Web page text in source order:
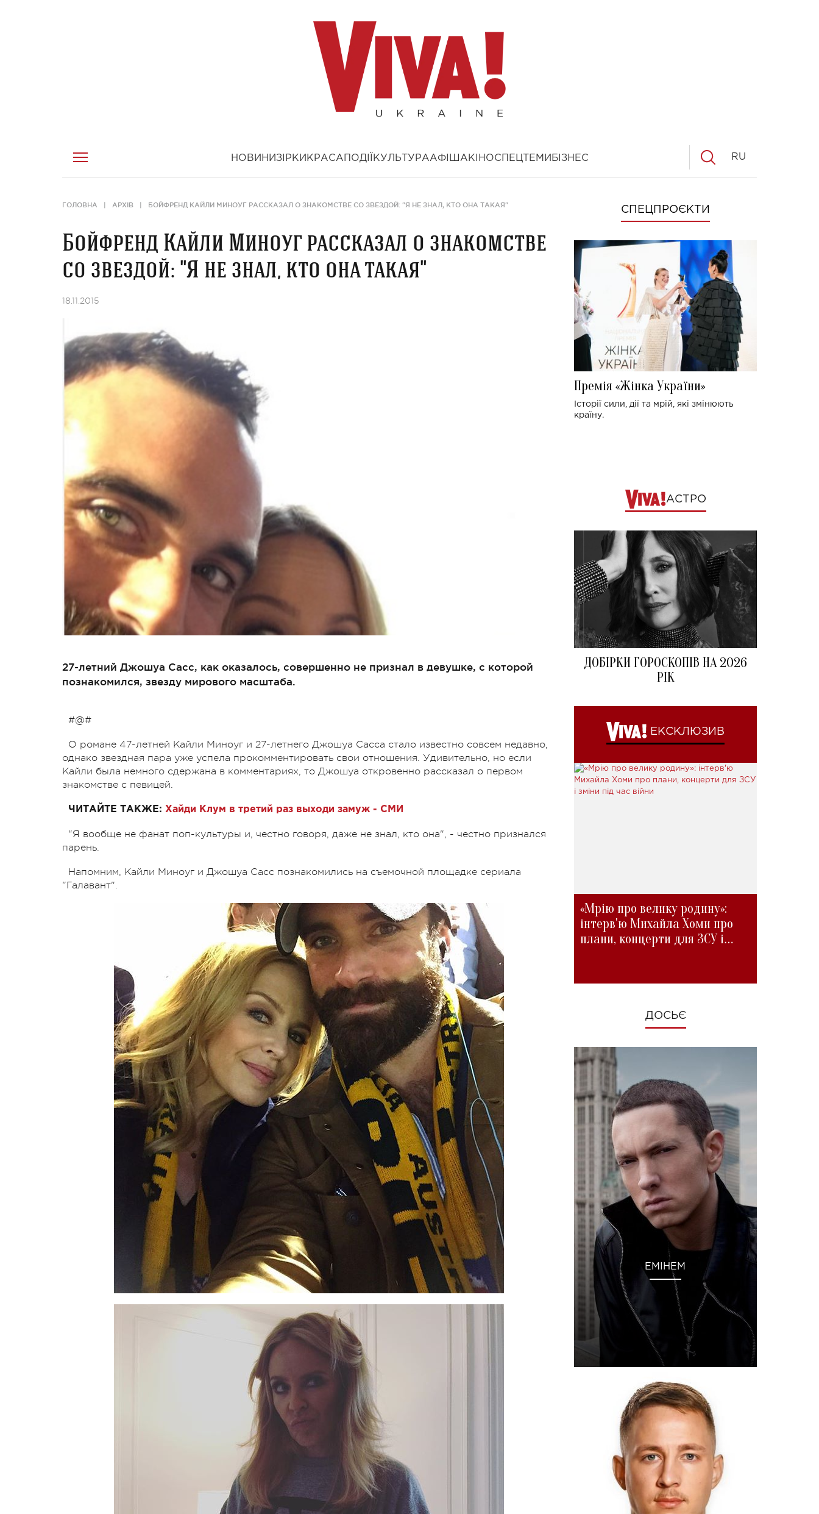
НОВИНИ ЗІРКИ КРАСА ПОДІЇ КУЛЬТУРААФІША КІНОСПЕЦТЕМИ БІЗНЕС RU
ГОЛОВНА АРХІВ БОЙФРЕНД КАЙЛИ МИНОУГ РАССКАЗАЛ О ЗНАКОМСТВЕ СО ЗВЕЗДОЙ: "Я НЕ ЗНАЛ, КТО ОНА ТАКАЯ"
Бойфренд Кайли Миноуг рассказал о знакомстве
со звездой: "Я не знал, кто она такая"
18.11.2015
27-летний Джошуа Сасс, как оказалось, совершенно не признал в девушке, с которой
познакомился, звезду мирового масштаба.
#@#
О романе 47-летней Кайли Миноуг и 27-летнего Джошуа Сасса стало известно совсем недавно,
однако звездная пара уже успела прокомментировать свои отношения. Удивительно, но если
Кайли была немного сдержана в комментариях, то Джошуа откровенно рассказал о первом
знакомстве с певицей.
ЧИТАЙТЕ ТАКЖЕ: Хайди Клум в третий раз выходи замуж - СМИ
"Я вообще не фанат поп-культуры и, честно говоря, даже не знал, кто она", - честно признался
парень.
Напомним, Кайли Миноуг и Джошуа Сасс познакомились на съемочной площадке сериала
"Галавант".
СПЕЦПРОЄКТИ
Премія «Жінка України»
Історії сили, дії та мрій, які змінюють
країну.
АСТРО
ДОБІРКИ ГОРОСКОПІВ НА 2026
РІК
ЕКСКЛЮЗИВ
«Мрію про велику родину»:
інтерв'ю Михайла Хоми про
плани, концерти для ЗСУ і
ДОСЬЄ
ЕМІНЕМ